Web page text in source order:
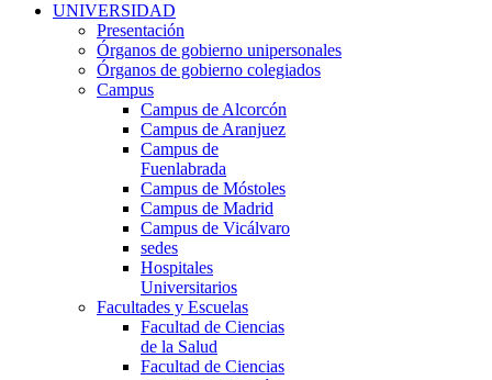
UNIVERSIDAD
Presentación
Órganos de gobierno unipersonales
Órganos de gobierno colegiados
Campus
Campus de Alcorcón
Campus de Aranjuez
Campus de
Fuenlabrada
Campus de Móstoles
Campus de Madrid
Campus de Vicálvaro
sedes
Hospitales
Universitarios
Facultades y Escuelas
Facultad de Ciencias
de la Salud
Facultad de Ciencias